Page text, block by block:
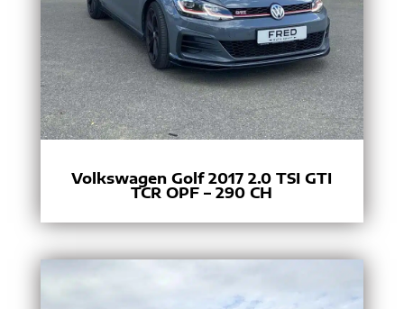
Volkswagen Golf 2017 2.0 TSI GTI
TCR OPF – 290 CH